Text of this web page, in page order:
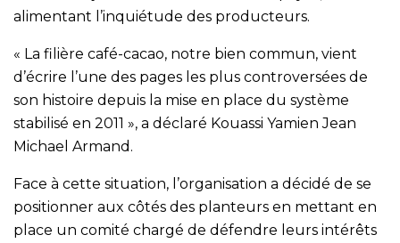
alimentant l’inquiétude des producteurs.
« La filière café-cacao, notre bien commun, vient
d’écrire l’une des pages les plus controversées de
son histoire depuis la mise en place du système
stabilisé en 2011 », a déclaré Kouassi Yamien Jean
Michael Armand.
Face à cette situation, l’organisation a décidé de se
positionner aux côtés des planteurs en mettant en
place un comité chargé de défendre leurs intérêts